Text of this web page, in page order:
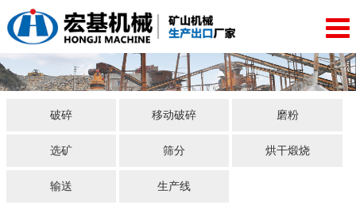
破碎 移动破碎 磨粉
选矿 筛分 烘干煅烧
输送 生产线